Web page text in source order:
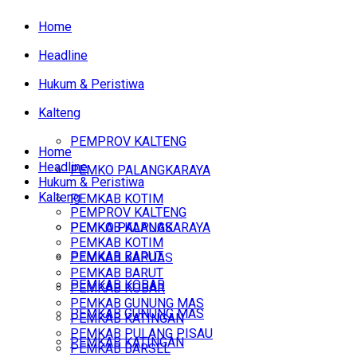
Home
Headline
Hukum & Peristiwa
Kalteng
PEMPROV KALTENG
PEMKO PALANGKARAYA
PEMKAB KOTIM
PEMKAB KAPUAS
PEMKAB BARUT
PEMKAB KOBAR
PEMKAB GUNUNG MAS
PEMKAB KATINGAN
Home
Headline
Hukum & Peristiwa
Kalteng
PEMPROV KALTENG
PEMKO PALANGKARAYA
PEMKAB KOTIM
PEMKAB KAPUAS
PEMKAB BARUT
PEMKAB KOBAR
PEMKAB GUNUNG MAS
PEMKAB KATINGAN
PEMKAB PULANG PISAU
PEMKAB BARSEL